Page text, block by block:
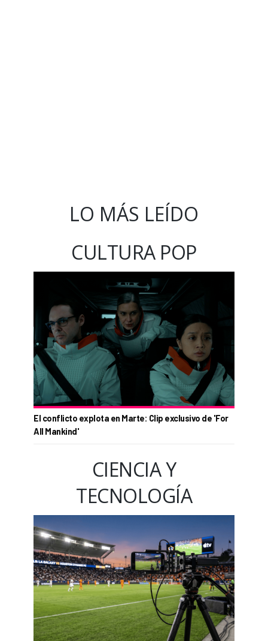
LO MÁS LEÍDO
CULTURA POP
El conflicto explota en Marte: Clip exclusivo de 'For
All Mankind'
CIENCIA Y
TECNOLOGÍA